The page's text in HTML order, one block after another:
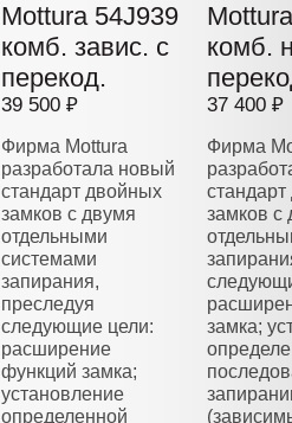
Mottura 54J939
комб. завис. с
перекод.
39 500 ₽
Фирма Mottura
разработала новый
стандарт двойных
замков с двумя
отдельными
системами
запирания,
преследуя
следующие цели:
расширение
функций замка;
установление
определенной
комб.
37 400 ₽
Фирма
замков с
замка;